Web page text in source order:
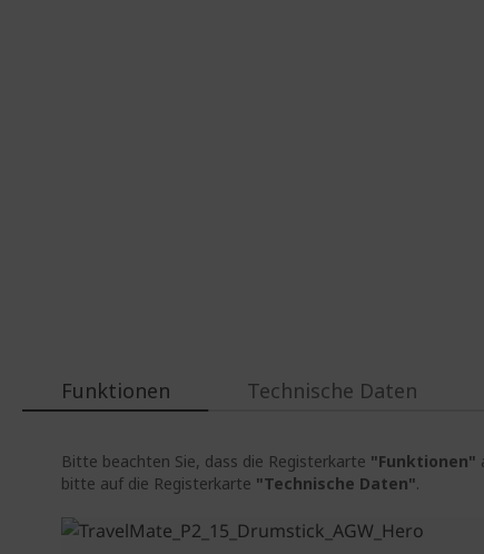
Funktionen
Bitte beachten Sie, dass die Registerkarte "Funktionen"
bitte auf die Registerkarte "Technische Daten".
Technische Daten